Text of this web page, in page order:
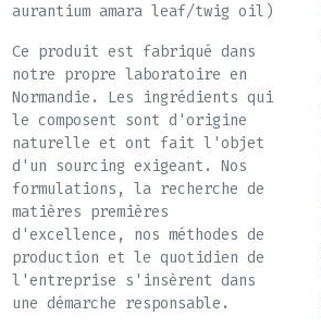
aurantium amara leaf/twig oil)
Ce produit est fabriqué dans
notre propre laboratoire en
Normandie. Les ingrédients qui
le composent sont d'origine
naturelle et ont fait l'objet
d'un sourcing exigeant. Nos
formulations, la recherche de
matières premières
d'excellence, nos méthodes de
production et le quotidien de
l'entreprise s'insèrent dans
une démarche responsable.